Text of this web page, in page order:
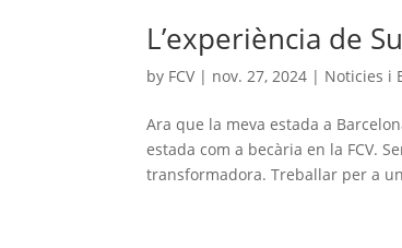
L’experiència de
by FCV | nov. 27, 2024 | Noticies i
Ara que la meva estada a
estada com a becària en la FCV.
transformadora. Treballar per a